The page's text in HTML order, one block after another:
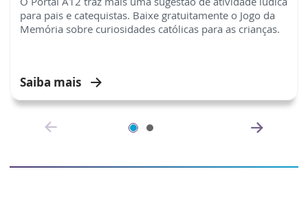
para pais e catequistas. Baixe gratuitamente o Jogo da
Memória sobre curiosidades católicas para as crianças.
Saiba mais